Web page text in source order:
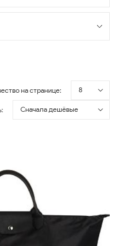
на странице: 8
Сначала дешёвые